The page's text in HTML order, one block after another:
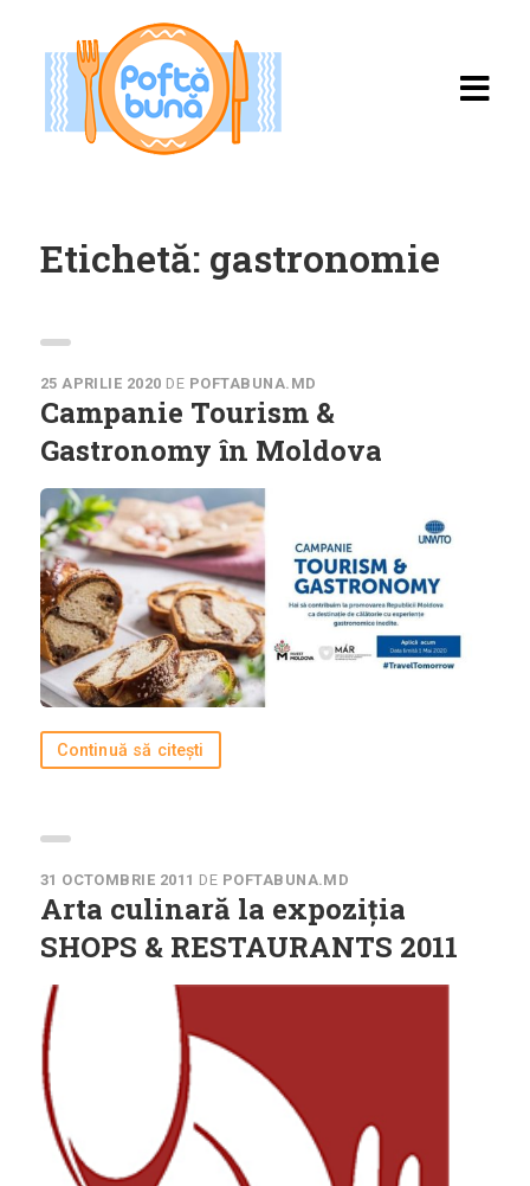
Rețete
Toate rețetele
Bucătării
Românească
Internațională
Europeană
Italiană
Nord-Americană
Adaugă rețetă
Revistă
Știri culinare
Evenimente
Concursuri
Etichetă: gastronomie
25 APRILIE 2020 DE POFTABUNA.MD
Campanie Tourism &
Gastronomy în Moldova
Continuă să citești
31 OCTOMBRIE 2011 DE POFTABUNA.MD
Arta culinară la expoziția
SHOPS & RESTAURANTS 2011